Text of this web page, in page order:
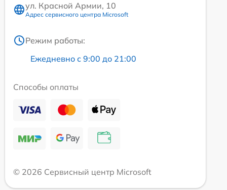
ул. Красной Армии, 10
Адрес сервисного центра Microsoft
Режим работы:
Ежедневно с 9:00 до 21:00
Способы оплаты
© 2026 Сервисный центр Microsoft